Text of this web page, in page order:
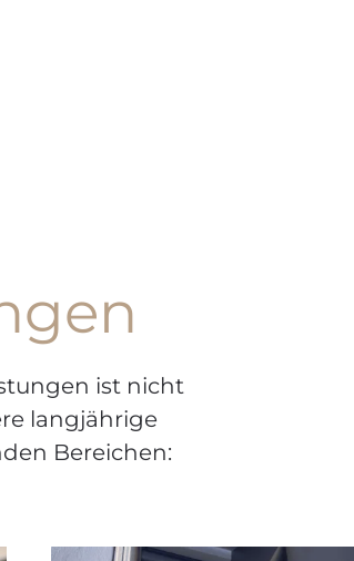
ist nicht
langjährige
Bereichen: